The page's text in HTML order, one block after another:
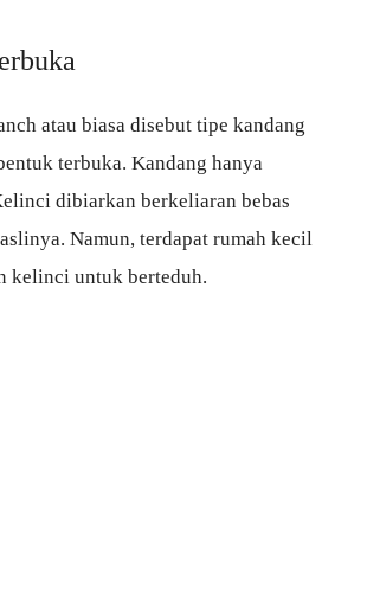
atau biasa disebut tipe kandang
terbuka. Kandang hanya
dibiarkan berkeliaran bebas
Namun, terdapat rumah kecil
kelinci untuk berteduh.